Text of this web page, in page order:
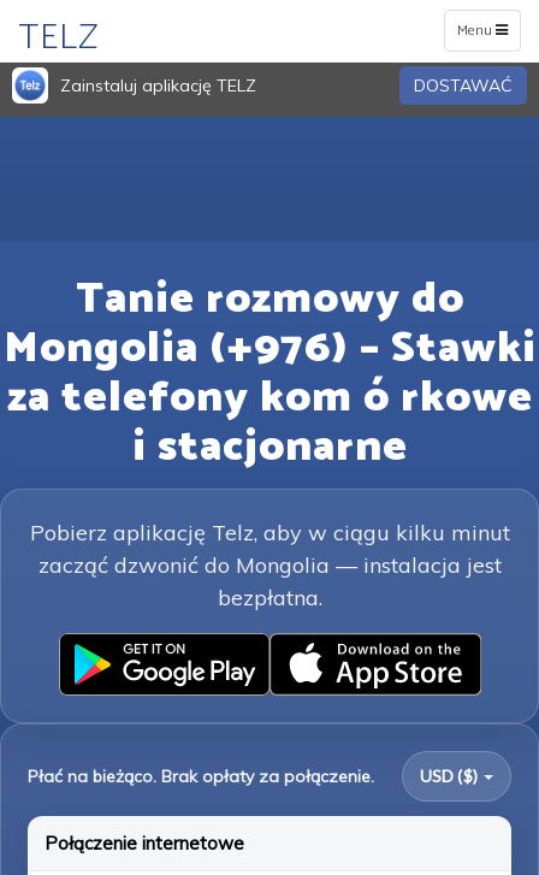
Toggle
navigation
Menu
TELZ
Zainstaluj aplikację TELZ DOSTAWAĆ
Tanie rozmowy do
Mongolia (+976) – Stawki
za telefony kom ó rkowe
i stacjonarne
Pobierz aplikację Telz, aby w ciągu kilku minut
zacząć dzwonić do Mongolia — instalacja jest
bezpłatna.
Płać na bieżąco. Brak opłaty za połączenie. USD ($)
Połączenie internetowe